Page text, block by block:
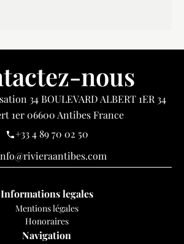
nous
34 BOULEVARD ALBERT 1ER 34
1er06600 Antibes France
+33 4 89 70 02 50
Informations legales
Mentions légales
Honoraires
Navigation